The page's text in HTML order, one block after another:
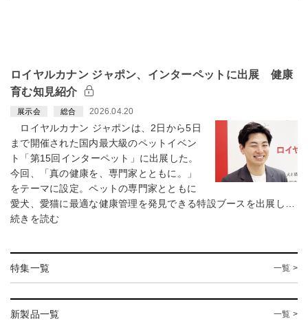
ロイヤルカナン ジャポン、インターペットに出展 健康
育む知見紹介
展示会 総合 2026.04.20
ロイヤルカナン ジャポンは、2日から5日
まで開催された国内最大級のペットイベン
ト「第15回インターペット」に出展した。
今回、「真の健康を、専門家とともに。」
をテーマに設定。ペットの専門家とともに
愛犬、愛猫に最適な健康管理を発見できる特設ブースを出展し…
続きを読む
特集一覧 一覧 >
新製品一覧 一覧 >